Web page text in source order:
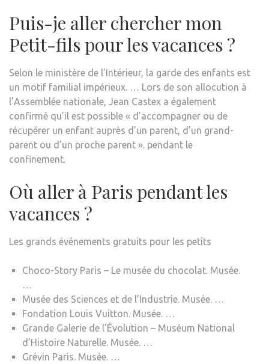
Puis-je aller chercher mon
Petit-fils pour les vacances ?
Selon le ministère de l’Intérieur, la garde des enfants est
un motif familial impérieux. … Lors de son allocution à
l’Assemblée nationale, Jean Castex a également
confirmé qu’il est possible « d’accompagner ou de
récupérer un enfant auprès d’un parent, d’un grand-
parent ou d’un proche parent ». pendant le
confinement.
Où aller à Paris pendant les
vacances ?
Les grands événements gratuits pour les petits
Choco-Story Paris – Le musée du chocolat. Musée.
…
Musée des Sciences et de l’Industrie. Musée. …
Fondation Louis Vuitton. Musée. …
Grande Galerie de l’Évolution – Muséum National
d’Histoire Naturelle. Musée. …
Grévin Paris. Musée. …